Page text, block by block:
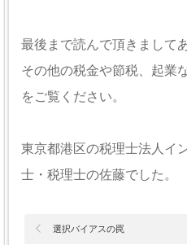
最後まで読んで頂きまして
その他の税金や節税、起業
をご覧ください。
東京都港区の税理士法人イ
士・税理士の佐藤でした。
選択バイアスの罠